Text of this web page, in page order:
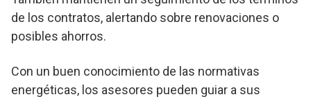
de los contratos, alertando sobre renovaciones o
posibles ahorros.
Con un buen conocimiento de las normativas
energéticas, los asesores pueden guiar a sus